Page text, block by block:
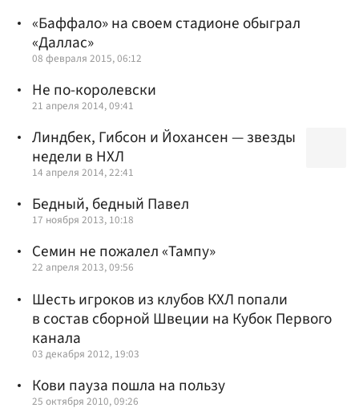
«Баффало» на своем стадионе обыграл
«Даллас»
08 февраля 2015, 06:12
Не по-королевски
21 апреля 2014, 09:41
Линдбек, Гибсон и Йохансен — звезды
недели в НХЛ
14 апреля 2014, 22:41
Бедный, бедный Павел
17 ноября 2013, 10:18
Семин не пожалел «Тампу»
22 апреля 2013, 09:56
Шесть игроков из клубов КХЛ попали
в состав сборной Швеции на Кубок Первого
канала
03 декабря 2012, 19:03
Кови пауза пошла на пользу
25 октября 2010, 09:26